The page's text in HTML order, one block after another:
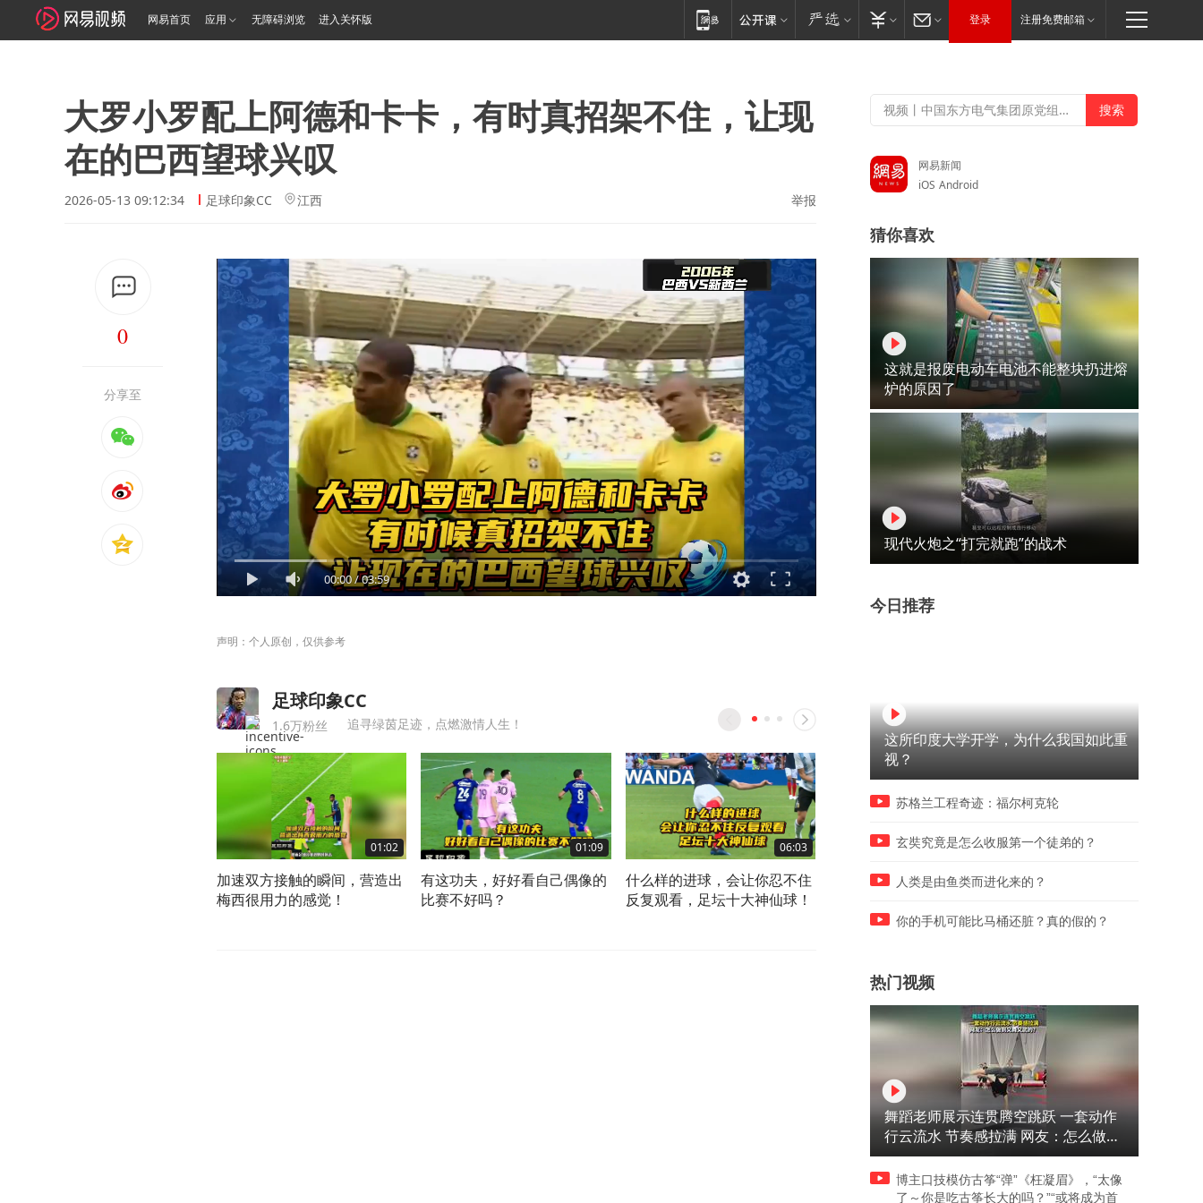
网易首页 应用 无障碍浏览 进入关怀版 登录 注册免费邮箱
大罗小罗配上阿德和卡卡，有时真招架不住，让现
在的巴西望球兴叹
2026-05-13 09:12:34 足球印象CC 江西 举报
0
分享至
00:00/03:59
声明：个人原创，仅供参考
足球印象CC
1.6万粉丝 追寻绿茵足迹，点燃激情人生！
01:02
加速双方接触的瞬间，营造出
梅西很用力的感觉！
01:09
有这功夫，好好看自己偶像的
比赛不好吗？
06:03
什么样的进球，会让你忍不住
反复观看，足坛十大神仙球！
01:03
罗宾侠的零缓冲美学，当范佩
教科书式快速反击！让世界
与激情！
网易新闻
iOS Android
猜你喜欢
这就是报废电动车电池不能整块扔进熔
炉的原因了
现代火炮之“打完就跑”的战术
今日推荐
这所印度大学开学，为什么我国如此重
视？
苏格兰工程奇迹：福尔柯克轮
玄奘究竟是怎么收服第一个徒弟的？
人类是由鱼类而进化来的？
你的手机可能比马桶还脏？真的假的？
热门视频
舞蹈老师展示连贯腾空跳跃 一套动作
行云流水 节奏感拉满 网友：怎么做到
又舞又武的？
博主口技模仿古筝“弹”《枉凝眉》，“太像
了～你是吃古筝长大的吗？”“或将成为首